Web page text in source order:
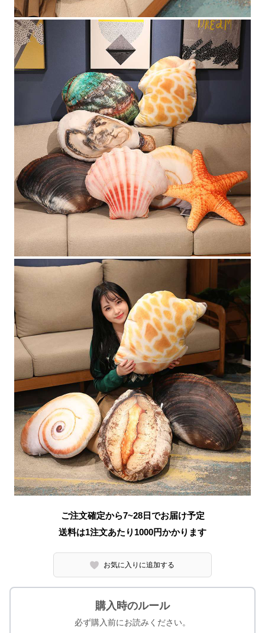
ご注文確定から7~28日でお届け予定
送料は1注文あたり 1000円かかります
お気に入りに追加する
購入時のルール
必ず購入前にお読みください。